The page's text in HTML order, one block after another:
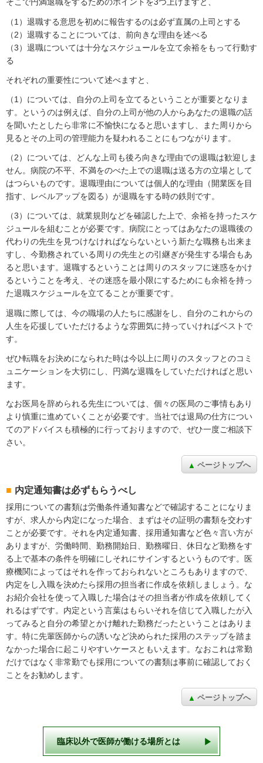
そこで円満退職をするためのポイントを3つ上げますと、
（1）退職する意思を初めに報告するのは必ず直属の上司とする
（2）退職することについては、前向きな理由を述べる
（3）退職については十分なスケジュールを立て余裕をもって行動す
る
それぞれの重要性について述べますと、
（1）については、自分の上司を立てるということが重要となりま
す。というのは例えば、自分の上司が他の人からあなたの退職の話
を聞いたとしたら非常に不愉快になると思いますし、また周りから
見るとその上司の管理能力を疑われることにもつながります。
（2）については、どんな上司も後ろ向きな理由での退職は歓迎しま
せん。病院の不平、不満をのべた上での退職は送る方の立場として
はつらいものです。退職理由については個人的な理由（開業医を目
指す、レベルアップを図る）が退職をする時の鉄則です。
（3）については、就業規則などを確認した上で、余裕を持ったスケ
ジュールを組むことが必要です。病院にとってはあなたの退職後の
代わりの先生を見つけなければならないという新たな職務も出来ま
すし、今勤務されている周りの先生との引継ぎが発生する場合もあ
ると思います。退職するということは周りのスタッフに迷惑をかけ
るということを考え、その迷惑を最小限にするためにも余裕を持っ
た退職スケジュールを立てることが重要です。
退職に際しては、今の職場の人たちに感謝をし、自分のこれからの
人生を応援していただけるような雰囲気に持っていければベストで
す。
ぜひ転職をお決めになられた時は今以上に周りのスタッフとのコミ
ュニケーションを大切にし、円満な退職をしていただければと思い
ます。
なお医局を辞められる先生については、個々の医局のご事情もあり
より慎重に進めていくことが必要です。当社では退局の仕方につい
てのアドバイスも積極的に行っておりますので、ぜひ一度ご相談下
さい。
ページトップへ
内定通知書は必ずもらうべし
採用についての書類は労働条件通知書などで確認することになりま
すが、求人から内定になった場合、まずはその証明の書類を交わす
ことが必要です。それを内定通知書、採用通知書など色々言い方が
ありますが、労働時間、勤務開始日、勤務曜日、休日など勤務をす
る上で基本の条件を明確にしそれにサインするというものです。医
療機関によってはそれを作っておられないところもありますので、
内定をし入職を決めたら採用の担当者に作成を依頼しましょう。な
お紹介会社を使って入職した場合はその担当者が作成を依頼してく
れるはずです。内定という言葉はもらいそれを信じて入職したが入
ってみると自分の希望とかけ離れた勤務だったということはありま
す。特に先輩医師からの誘いなど決められた採用のステップを踏ま
なかった場合に起こりやすいケースともいえます。なおこれは常勤
だけではなく非常勤でも採用についての書類は事前に確認しておく
ことをお勧めします。
ページトップへ
臨床以外で医師が働ける場所とは